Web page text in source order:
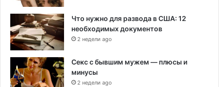
Что нужно для развода в США: 12
необходимых документов
2 недели ago
Секс с бывшим мужем — плюсы и
минусы
2 недели ago